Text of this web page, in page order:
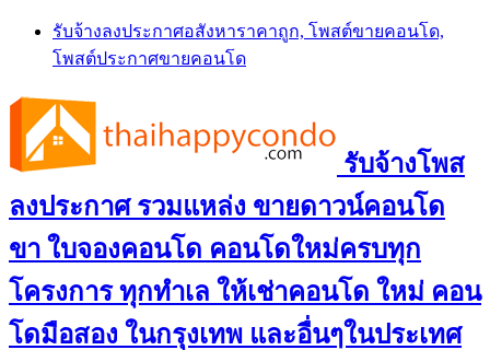
Skip
content
รับจ้างลงประกาศอสังหาราคาถูก, โพสต์ขายคอนโด,
โพสต์ประกาศขายคอนโด
รับจ้างโพส
ลงประกาศ รวมแหล่ง ขายดาวน์คอนโด
ขา ใบจองคอนโด คอนโดใหม่ครบทุก
โครงการ ทุกทำเล ให้เช่าคอนโด ใหม่ คอน
โดมือสอง ในกรุงเทพ และอื่นๆในประเทศ